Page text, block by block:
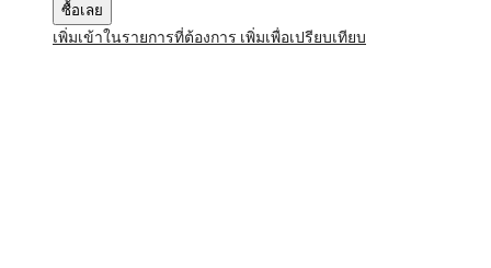
ซื้อเลย
เพิ่มเข้าในรายการที่ต้องการ เพิ่มเพื่อเปรียบเทียบ